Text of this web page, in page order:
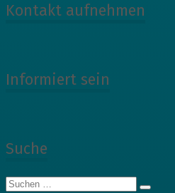
Kontakt aufnehmen
Informiert sein
Suche
Suche